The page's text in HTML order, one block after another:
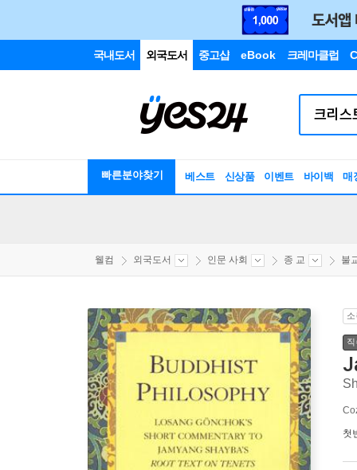
국내도서 외국도서 중고샵 eBook 크레마클럽
빠른분야찾기 베스트 신상품 이벤트 바이백 매
웰컴 외국도서 인문 사회 종 교 불
첫